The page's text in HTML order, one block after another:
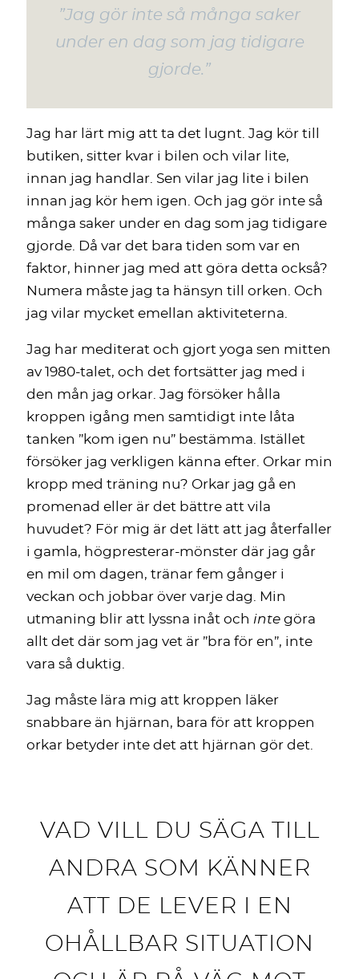
”Jag gör inte så många saker
under en dag som jag tidigare
gjorde.”
Jag har lärt mig att ta det lugnt. Jag kör till
butiken, sitter kvar i bilen och vilar lite,
innan jag handlar. Sen vilar jag lite i bilen
innan jag kör hem igen. Och jag gör inte så
många saker under en dag som jag tidigare
gjorde. Då var det bara tiden som var en
faktor, hinner jag med att göra detta också?
Numera måste jag ta hänsyn till orken. Och
jag vilar mycket emellan aktiviteterna.
Jag har mediterat och gjort yoga sen mitten
av 1980-talet, och det fortsätter jag med i
den mån jag orkar. Jag försöker hålla
kroppen igång men samtidigt inte låta
tanken ”kom igen nu” bestämma. Istället
försöker jag verkligen känna efter. Orkar min
kropp med träning nu? Orkar jag gå en
promenad eller är det bättre att vila
huvudet? För mig är det lätt att jag återfaller
i gamla, högpresterar-mönster där jag går
en mil om dagen, tränar fem gånger i
veckan och jobbar över varje dag. Min
utmaning blir att lyssna inåt och inte göra
allt det där som jag vet är ”bra för en”, inte
vara så duktig.
Jag måste lära mig att kroppen läker
snabbare än hjärnan, bara för att kroppen
orkar betyder inte det att hjärnan gör det.
VAD VILL DU SÄGA TILL
ANDRA SOM KÄNNER
ATT DE LEVER I EN
OHÅLLBAR SITUATION